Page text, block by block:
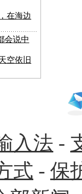
在海边
会说中
空依旧
入法 -
式 - 保